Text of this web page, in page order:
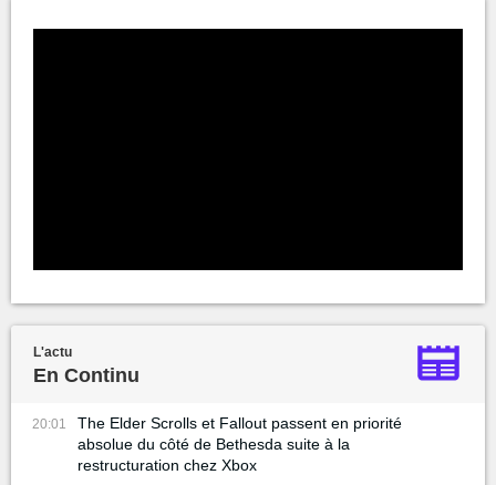
L'actu
En Continu
20:01
The Elder Scrolls et Fallout passent en priorité
absolue du côté de Bethesda suite à la
restructuration chez Xbox